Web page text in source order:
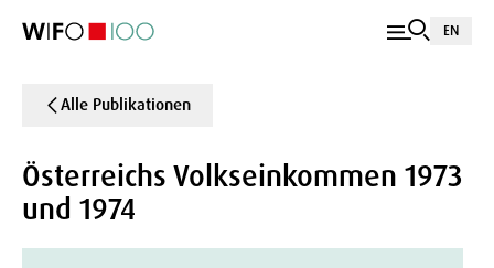
EN
Alle Publikationen
Österreichs Volkseinkommen 1973
und 1974